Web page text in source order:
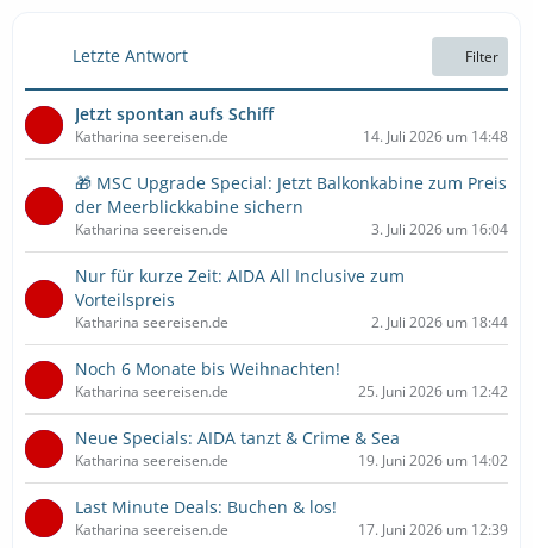
Letzte Antwort Filter
Jetzt spontan aufs Schiff
Katharina seereisen.de 14. Juli 2026 um 14:48
🎁 MSC Upgrade Special: Jetzt Balkonkabine zum Preis
der Meerblickkabine sichern
Katharina seereisen.de 3. Juli 2026 um 16:04
Nur für kurze Zeit: AIDA All Inclusive zum
Vorteilspreis
Katharina seereisen.de 2. Juli 2026 um 18:44
Noch 6 Monate bis Weihnachten!
Katharina seereisen.de 25. Juni 2026 um 12:42
Neue Specials: AIDA tanzt & Crime & Sea
Katharina seereisen.de 19. Juni 2026 um 14:02
Last Minute Deals: Buchen & los!
Katharina seereisen.de 17. Juni 2026 um 12:39